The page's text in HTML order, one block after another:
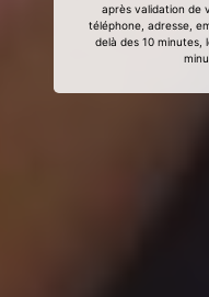
après validation de
téléphone, adresse,
delà des 10 minutes,